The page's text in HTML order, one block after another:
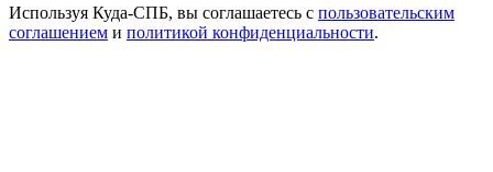
Используя Куда-СПБ, вы соглашаетесь с пользовательским
соглашением и политикой конфиденциальности.